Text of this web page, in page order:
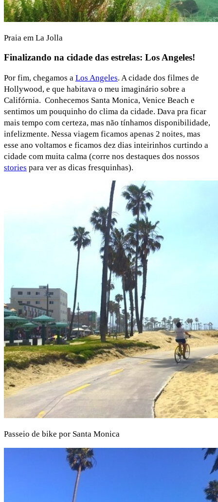
Praia em La Jolla
Finalizando na cidade das estrelas: Los Angeles!
Por fim, chegamos a Los Angeles. A cidade dos filmes de
Hollywood, e que habitava o meu imaginário sobre a
Califórnia. Conhecemos Santa Monica, Venice Beach e
sentimos um pouquinho do clima da cidade. Dava pra ficar
mais tempo com certeza, mas não tínhamos disponibilidade,
infelizmente. Nessa viagem ficamos apenas 2 noites, mas
esse ano voltamos e ficamos dez dias inteirinhos curtindo a
cidade com muita calma (corre nos destaques dos nossos
stories para ver as dicas fresquinhas).
Passeio de bike por Santa Monica